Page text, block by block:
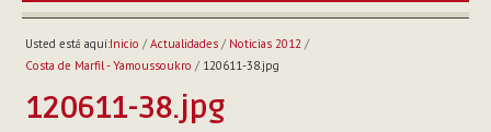
BETHARRAM
MISIÓN
Usted está aquí:Inicio / Actualidades/ Noticias 2012 /
Costa de Marfil - Yamoussoukro / 120611-38.jpg
120611-38.jpg